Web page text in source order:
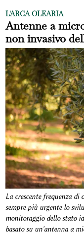
L'ARCA OLEARIA
Antenne a
non invasivo
La crescente frequenza di
sempre più urgente lo
monitoraggio dello stato
basato su un'antenna a